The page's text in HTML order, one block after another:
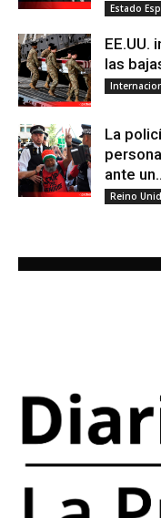
Estado
EE.UU.
las
La
ante
Reino